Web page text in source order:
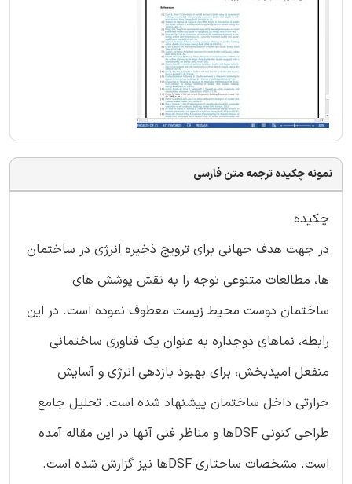
نمونه چکیده ترجمه متن فارسی
چکیده
در جهت هدف جهانی برای ترویج ذخیره انرژی در ساختمان
ها، مطالعات متنوعی توجه را به نقش پوشش های
ساختمان دوست محیط زیست معطوف نموده است. در این
رابطه، نماهای دوجداره به عنوان یک فناوری ساختمانی
منفعل امیدبخش، برای بهبود بازدهی انرژی و آسایش
حرارتی داخل ساختمان پیشنهاد شده است. تحلیل جامع
طراحی کنونی DSFها و مناظر فنی آنها در این مقاله آمده
است. مشخصات ساختاری DSFها نیز گزارش شده است.